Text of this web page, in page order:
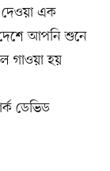
দেওয়া এক
দেশে আপনি শুনে
গাওয়া হয়
ডেভিড